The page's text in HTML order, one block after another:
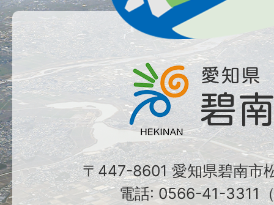
〒447-8601 愛知県碧南市
電話: 0566-41-3311